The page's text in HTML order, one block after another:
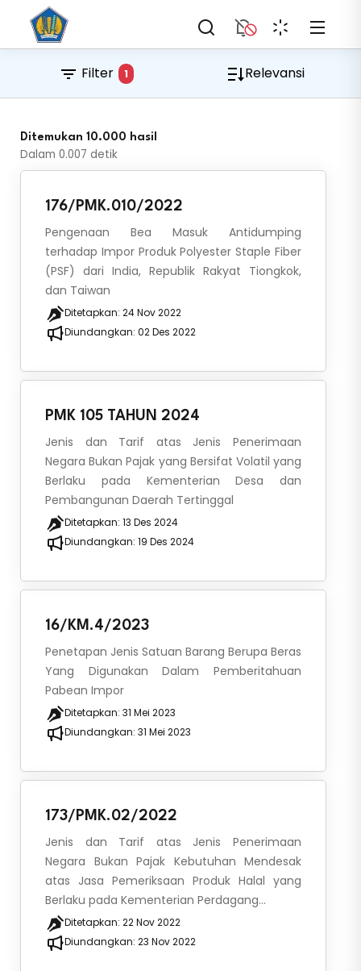
Filter 1 Relevansi
Ditemukan 10.000 hasil
Dalam 0.007 detik
176/PMK.010/2022
Pengenaan Bea Masuk Antidumping
terhadap Impor Produk Polyester Staple Fiber
(PSF) dari India, Republik Rakyat Tiongkok,
dan Taiwan
Ditetapkan: 24 Nov 2022
Diundangkan: 02 Des 2022
PMK 105 TAHUN 2024
Jenis dan Tarif atas Jenis Penerimaan
Negara Bukan Pajak yang Bersifat Volatil yang
Berlaku pada Kementerian Desa dan
Pembangunan Daerah Tertinggal
Ditetapkan: 13 Des 2024
Diundangkan: 19 Des 2024
16/KM.4/2023
Penetapan Jenis Satuan Barang Berupa Beras
Yang Digunakan Dalam Pemberitahuan
Pabean Impor
Ditetapkan: 31 Mei 2023
Diundangkan: 31 Mei 2023
173/PMK.02/2022
Jenis dan Tarif atas Jenis Penerimaan
Negara Bukan Pajak Kebutuhan Mendesak
atas Jasa Pemeriksaan Produk Halal yang
Berlaku pada Kementerian Perdagang...
Ditetapkan: 22 Nov 2022
Diundangkan: 23 Nov 2022